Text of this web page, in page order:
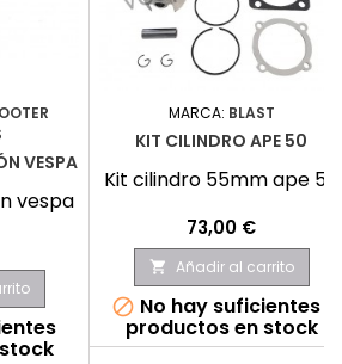
VESPA
vespa
MARCA: BLAST
KIT CILINDRO APE 50
Kit cilindro 55mm ape 50
Precio
73,00 €
 Añadir al carrito
 No hay suficientes
productos en stock